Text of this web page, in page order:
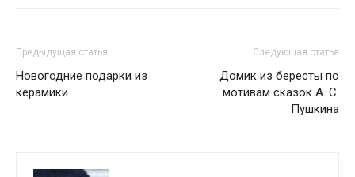
Предыдущая статья
Новогодние подарки из
керамики
Следующая статья
Домик из бересты по
мотивам сказок А. С.
Пушкина